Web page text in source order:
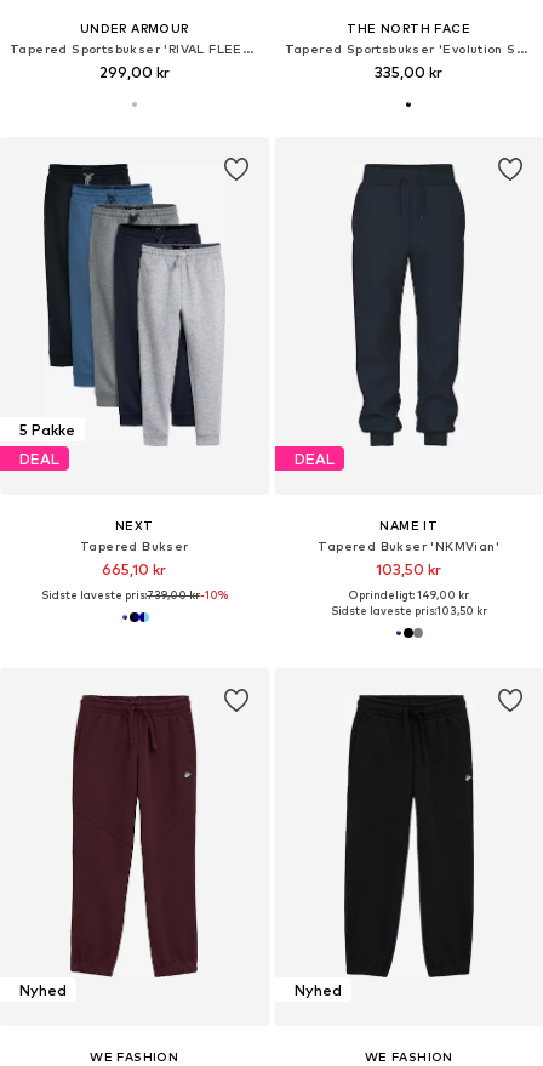
UNDER ARMOUR
Tapered Sportsbukser 'RIVAL FLEECE'
299,00 kr
THE NORTH FACE
Tapered Sportsbukser 'Evolution Sumple Dome'
335,00 kr
5 Pakke
DEAL
NEXT
Tapered Bukser
665,10 kr
Sidste laveste pris:739,00 kr-10%
DEAL
NAME IT
Tapered Bukser 'NKMVian'
103,50 kr
Oprindeligt: 149,00 kr
Sidste laveste pris:103,50 kr
Nyhed
WE FASHION
Nyhed
WE FASHION